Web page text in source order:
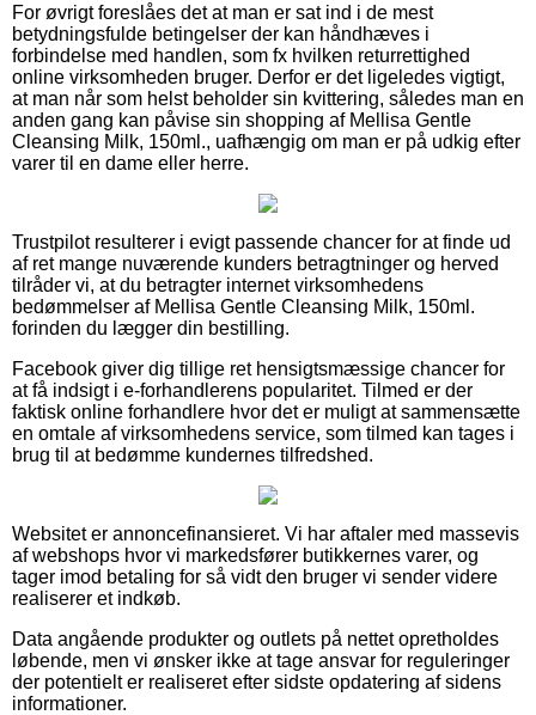
For øvrigt foreslåes det at man er sat ind i de mest
betydningsfulde betingelser der kan håndhæves i
forbindelse med handlen, som fx hvilken returrettighed
online virksomheden bruger. Derfor er det ligeledes vigtigt,
at man når som helst beholder sin kvittering, således man en
anden gang kan påvise sin shopping af Mellisa Gentle
Cleansing Milk, 150ml., uafhængig om man er på udkig efter
varer til en dame eller herre.
Trustpilot resulterer i evigt passende chancer for at finde ud
af ret mange nuværende kunders betragtninger og herved
tilråder vi, at du betragter internet virksomhedens
bedømmelser af Mellisa Gentle Cleansing Milk, 150ml.
forinden du lægger din bestilling.
Facebook giver dig tillige ret hensigtsmæssige chancer for
at få indsigt i e-forhandlerens popularitet. Tilmed er der
faktisk online forhandlere hvor det er muligt at sammensætte
en omtale af virksomhedens service, som tilmed kan tages i
brug til at bedømme kundernes tilfredshed.
Websitet er annoncefinansieret. Vi har aftaler med massevis
af webshops hvor vi markedsfører butikkernes varer, og
tager imod betaling for så vidt den bruger vi sender videre
realiserer et indkøb.
Data angående produkter og outlets på nettet opretholdes
løbende, men vi ønsker ikke at tage ansvar for reguleringer
der potentielt er realiseret efter sidste opdatering af sidens
informationer.